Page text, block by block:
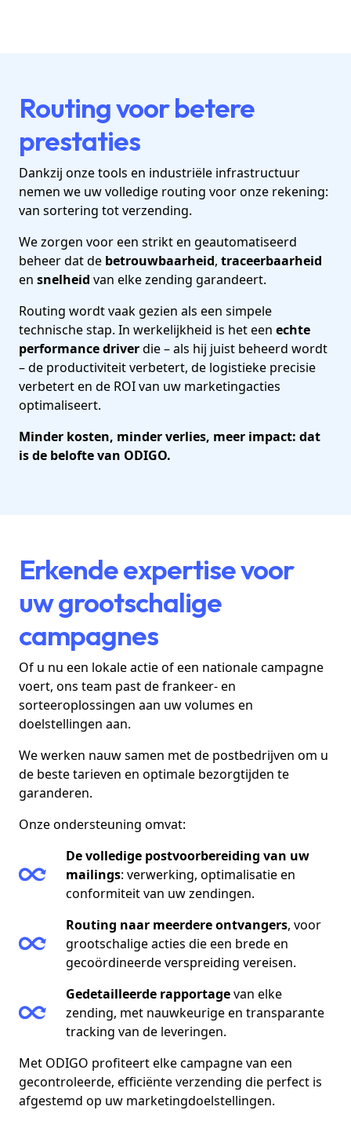
Routing voor betere
prestaties
Dankzij onze tools en industriële infrastructuur
nemen we uw volledige routing voor onze rekening:
van sortering tot verzending.
We zorgen voor een strikt en geautomatiseerd
beheer dat de betrouwbaarheid, traceerbaarheid
en snelheid van elke zending garandeert.
Routing wordt vaak gezien als een simpele
technische stap. In werkelijkheid is het een echte
performance driverdie – als hij juist beheerd wordt
– de productiviteit verbetert, de logistieke precisie
verbetert en de ROI van uw marketingacties
optimaliseert.
Minder kosten, minder verlies, meer impact: dat
is de belofte van ODIGO.
Erkende expertise voor
uw grootschalige
campagnes
Of u nu een lokale actie of een nationale campagne
voert, ons team past de frankeer- en
sorteeroplossingen aan uw volumes en
doelstellingen aan.
We werken nauw samen met de postbedrijven om u
de beste tarieven en optimale bezorgtijden te
garanderen.
Onze ondersteuning omvat:
De volledige postvoorbereiding van uw
mailings: verwerking, optimalisatie en
conformiteit van uw zendingen.
Routing naar meerdere ontvangers, voor
grootschalige acties die een brede en
gecoördineerde verspreiding vereisen.
Gedetailleerde rapportagevan elke
zending, met nauwkeurige en transparante
tracking van de leveringen.
Met ODIGO profiteert elke campagne van een
gecontroleerde, efficiënte verzending die perfect is
afgestemd op uw marketingdoelstellingen.